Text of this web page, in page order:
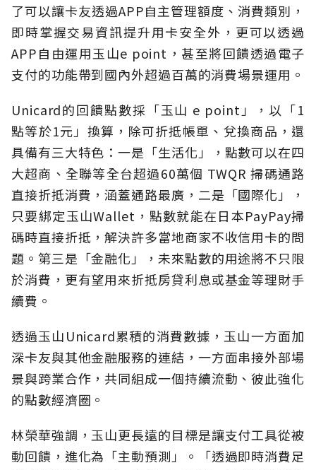
了可以讓卡友透過APP自主管理額度、消費類別，
即時掌握交易資訊提升用卡安全外，更可以透過
APP自由運用玉山e point，甚至將回饋透過電子
支付的功能帶到國內外超過百萬的消費場景運用。
Unicard的回饋點數採「玉山 e point」，以「1
點等於1元」換算，除可折抵帳單、兌換商品，還
具備有三大特色：一是「生活化」，點數可以在四
大超商、全聯等全台超過60萬個 TWQR 掃碼通路
直接折抵消費，涵蓋通路最廣，二是「國際化」，
只要綁定玉山Wallet，點數就能在日本PayPay掃
碼時直接折抵，解決許多當地商家不收信用卡的問
題。第三是「金融化」，未來點數的用途將不只限
於消費，更有望用來折抵房貸利息或基金等理財手
續費。
透過玉山Unicard累積的消費數據，玉山一方面加
深卡友與其他金融服務的連結，一方面串接外部場
景與跨業合作，共同組成一個持續流動、彼此強化
的點數經濟圈。
林榮華強調，玉山更長遠的目標是讓支付工具從被
動回饋，進化為「主動預測」。「透過即時消費足